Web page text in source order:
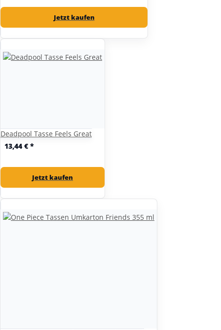
Jetzt kaufen
Deadpool Tasse Feels Great
13,44 € *
Jetzt kaufen